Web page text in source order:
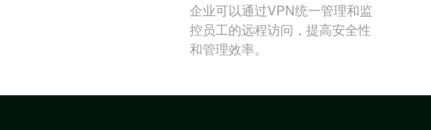
企业可以通过VPN统一管理和监
控员工的远程访问，提高安全性
和管理效率。